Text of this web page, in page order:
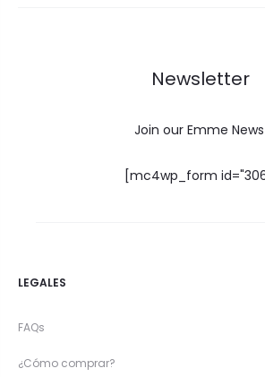
Newsletter
Join our Emme
[mc4wp_form
LEGALES
FAQs
¿Cómo comprar?